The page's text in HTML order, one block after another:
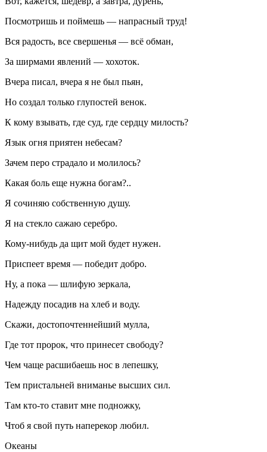
Посмотришь и поймешь — напрасный труд!
Вся радость, все свершенья — всё обман,
За ширмами явлений — хохоток.
Вчера писал, вчера я не был пьян,
Но создал только глупостей венок.
К кому взывать, где суд, где сердцу милость?
Язык огня приятен небесам?
Зачем перо страдало и молилось?
Какая боль еще нужна богам?..
Я сочиняю собственную душу.
Я на стекло сажаю серебро.
Кому-нибудь да щит мой будет нужен.
Приспеет время — победит добро.
Ну, а пока — шлифую зеркала,
Надежду посадив на хлеб и воду.
Скажи, достопочтеннейший мулла,
Где тот пророк, что принесет свободу?
Чем чаще расшибаешь нос в лепешку,
Тем пристальней вниманье высших сил.
Там кто-то ставит мне подножку,
Чтоб я свой путь наперекор любил.
Океаны